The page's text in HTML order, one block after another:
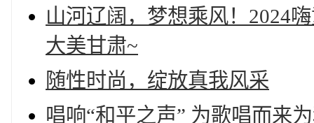
山河辽阔，梦想乘风！2024
大美甘肃~
随性时尚，绽放真我风采
唱响“和平之声” 为歌唱而来